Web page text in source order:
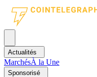
Actualités
MarchésÀ la Une
Sponsorisé